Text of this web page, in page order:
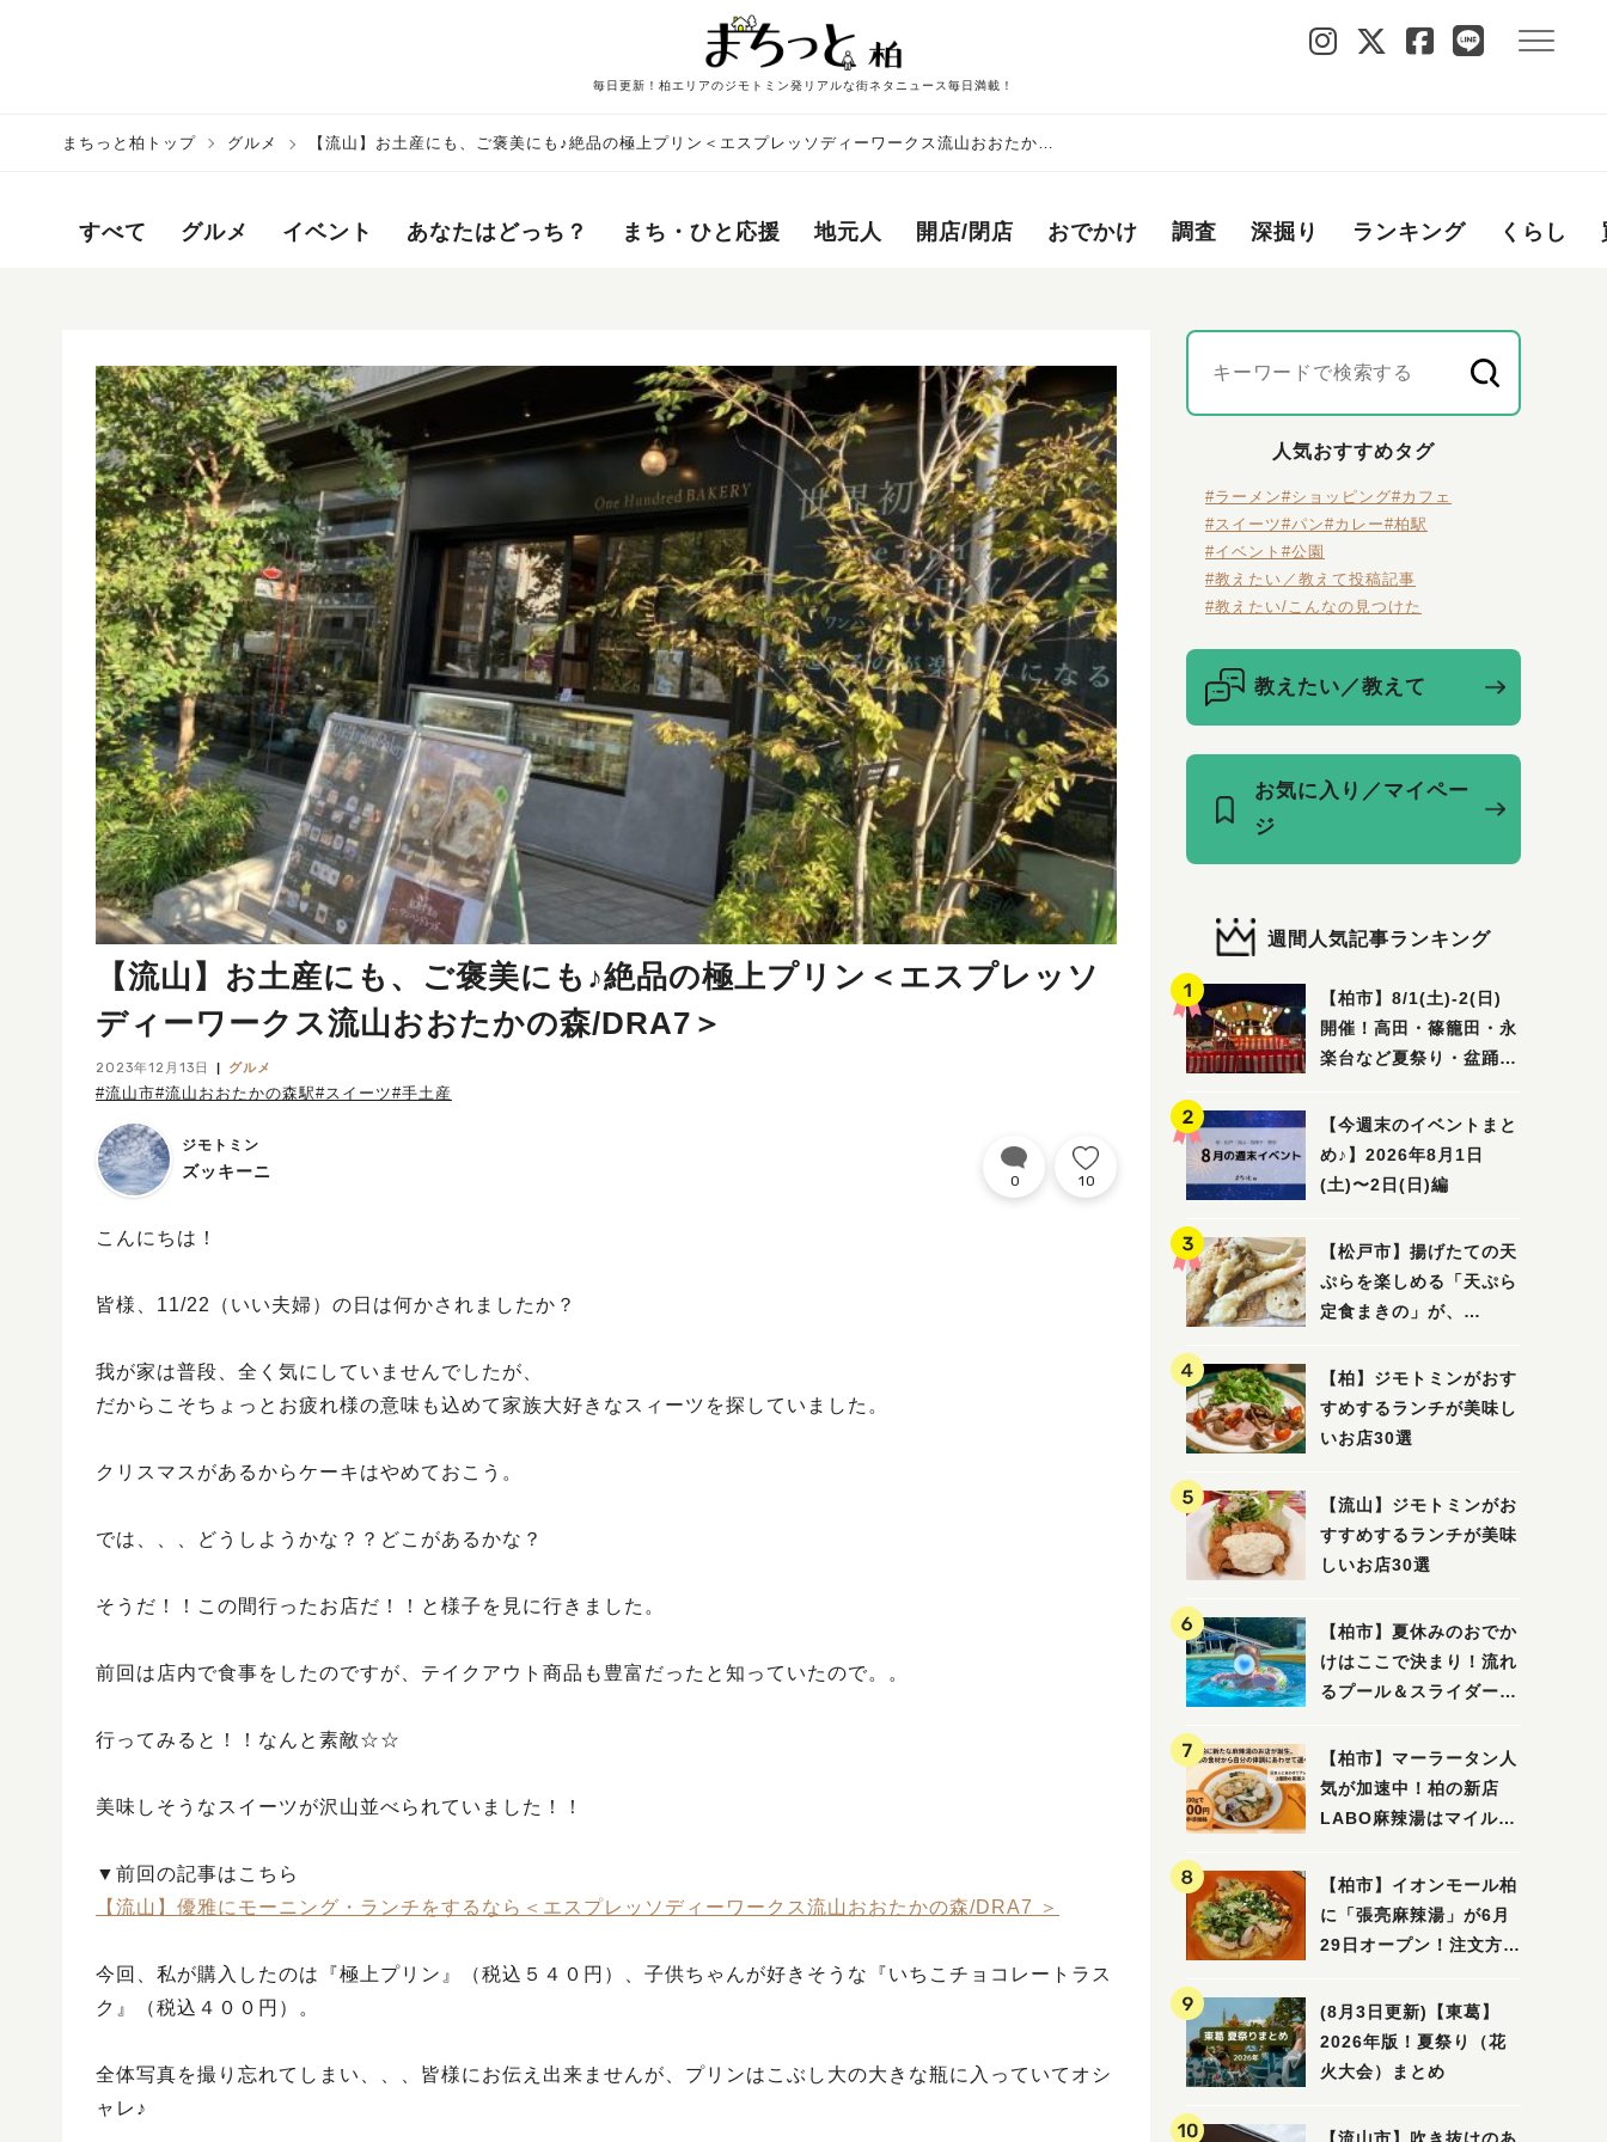
毎日更新！柏エリアのジモトミン発リアルな街ネタニュース毎日満載！
まちっと柏トップ グルメ
【流山】お土産にも、ご褒美にも♪絶品の極上プリン＜エスプレッソディーワークス流山おおたかの
すべて グルメ イベント あなたはどっち？ まち・ひと応援 地元人 開店/閉店 おでかけ 調査 深掘り ランキング くらし
【流山】お土産にも、ご褒美にも♪絶品の極上プリン＜エスプレッソ
ディーワークス流山おおたかの森/DRA7＞
2023年12月13日 グルメ
#流山市#流山おおたかの森駅#スイーツ#手土産
ジモトミン
ズッキーニ 0 10
こんにちは！
皆様、11/22（いい夫婦）の日は何かされましたか？
我が家は普段、全く気にしていませんでしたが、
だからこそちょっとお疲れ様の意味も込めて家族大好きなスィーツを探していました。
クリスマスがあるからケーキはやめておこう。
では、、、どうしようかな？？どこがあるかな？
そうだ！！この間行ったお店だ！！と様子を見に行きました。
前回は店内で食事をしたのですが、テイクアウト商品も豊富だったと知っていたので。。
行ってみると！！なんと素敵☆☆
美味しそうなスイーツが沢山並べられていました！！
▼前回の記事はこちら
【流山】優雅にモーニング・ランチをするなら＜エスプレッソディーワークス流山おおたかの森/DRA7 ＞
今回、私が購入したのは『極上プリン』（税込５４０円）、子供ちゃんが好きそうな『いちこチョコレートラス
ク』（税込４００円）。
全体写真を撮り忘れてしまい、、、皆様にお伝え出来ませんが、プリンはこぶし大の大きな瓶に入っていてオシ
ャレ♪
人気おすすめタグ
#ラーメン#ショッピング#カフェ
#スイーツ#パン#カレー#柏駅
#イベント #公園
#教えたい／教えて投稿記事
#教えたい/こんなの見つけた
教えたい／教えて
お気に入り／マイペー
ジ
週間人気記事ランキング
【柏市】8/1(土)‐2(日)
開催！高田・篠籠田・永
楽台など夏祭り・盆踊り
【今週末のイベントまと
め♪】2026年8月1日
(土)〜2日(日)編
【松戸市】揚げたての天
ぷらを楽しめる「天ぷら
定食まきの」が、
【柏】ジモトミンがおす
すめするランチが美味し
いお店30選
【流山】ジモトミンがお
すすめするランチが美味
しいお店30選
【柏市】夏休みのおでか
けはここで決まり！流れ
るプール＆スライダーに
ル」を親子で満喫してき
ました！
【柏市】マーラータン人
気が加速中！柏の新店
LABO麻辣湯はマイルド
【柏市】イオンモール柏
に「張亮麻辣湯」が6月
29日オープン！注文方法
ビュー
(8月3日更新)【東葛】
2026年版！夏祭り（花
火大会）まとめ